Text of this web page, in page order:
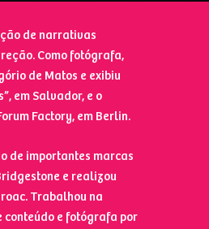
de narrativas
Como fotógrafa,
de Matos e exibiu
em Salvador, e o
Factory, em Berlin.
de importantes marcas
e realizou
Trabalhou na
conteúdo e fotógrafa por